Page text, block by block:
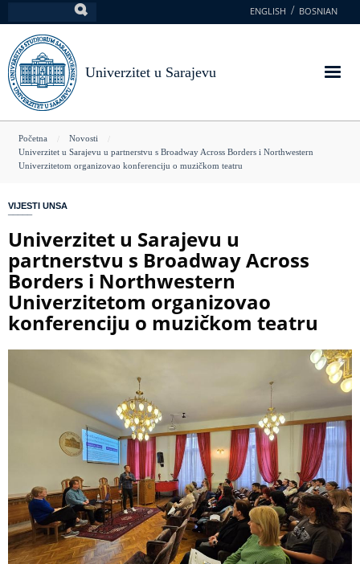
na
glavni
sadržaj
ENGLISH BOSNIAN
Univerzitet u Sarajevu
You
are
Početna
Novosti
Univerzitet u Sarajevu u partnerstvu s Broadway Across Borders i Northwestern
Univerzitetom organizovao konferenciju o muzičkom teatru
VIJESTI UNSA
Univerzitet u Sarajevu u
partnerstvu s Broadway Across
Borders i Northwestern
Univerzitetom organizovao
konferenciju o muzičkom teatru